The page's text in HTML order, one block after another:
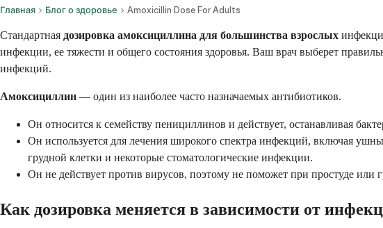
Главная Блог о здоровье Amoxicillin Dose For Adults
Стандартная дозировка амоксициллина для большинства взрослых
инфекции, ее тяжести и общего состояния здоровья. Ваш врач выберет
инфекций.
Амоксициллин — один из наиболее часто назначаемых антибиотиков.
Он относится к семейству пенициллинов и действует, останавливая
Он используется для лечения широкого спектра инфекций, включая
грудной клетки и некоторые стоматологические инфекции.
Он не действует против вирусов, поэтому не поможет при простуде или
Как дозировка меняется в зависимости от